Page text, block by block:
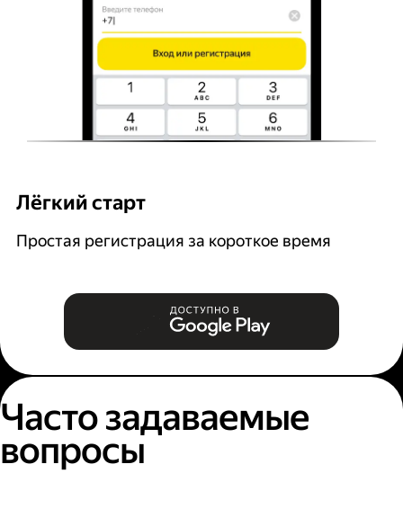
Лёгкий старт
Простая регистрация за короткое время
Часто задаваемые
вопросы